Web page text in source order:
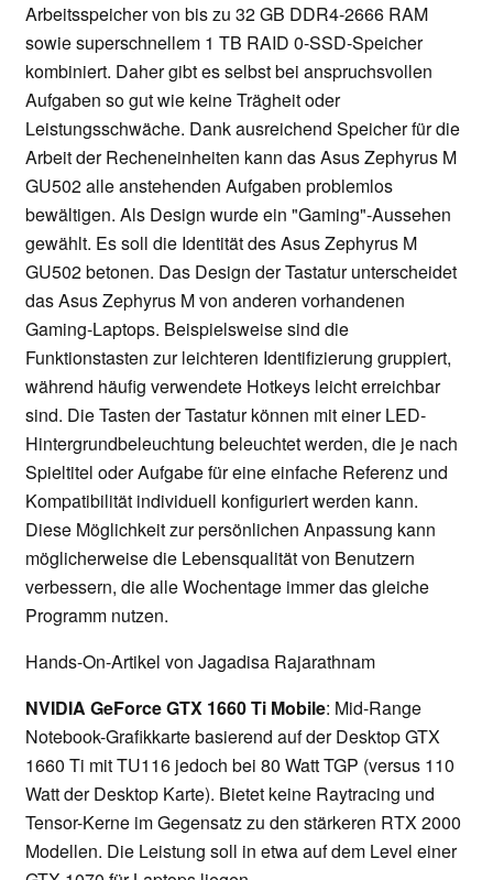
Arbeitsspeicher von bis zu 32 GB DDR4-2666 RAM
sowie superschnellem 1 TB RAID 0-SSD-Speicher
kombiniert. Daher gibt es selbst bei anspruchsvollen
Aufgaben so gut wie keine Trägheit oder
Leistungsschwäche. Dank ausreichend Speicher für die
Arbeit der Recheneinheiten kann das Asus Zephyrus M
GU502 alle anstehenden Aufgaben problemlos
bewältigen. Als Design wurde ein "Gaming"-Aussehen
gewählt. Es soll die Identität des Asus Zephyrus M
GU502 betonen. Das Design der Tastatur unterscheidet
das Asus Zephyrus M von anderen vorhandenen
Gaming-Laptops. Beispielsweise sind die
Funktionstasten zur leichteren Identifizierung gruppiert,
während häufig verwendete Hotkeys leicht erreichbar
sind. Die Tasten der Tastatur können mit einer LED-
Hintergrundbeleuchtung beleuchtet werden, die je nach
Spieltitel oder Aufgabe für eine einfache Referenz und
Kompatibilität individuell konfiguriert werden kann.
Diese Möglichkeit zur persönlichen Anpassung kann
möglicherweise die Lebensqualität von Benutzern
verbessern, die alle Wochentage immer das gleiche
Programm nutzen.
Hands-On-Artikel von Jagadisa Rajarathnam
NVIDIA GeForce GTX 1660 Ti Mobile: Mid-Range
Notebook-Grafikkarte basierend auf der Desktop GTX
1660 Ti mit TU116 jedoch bei 80 Watt TGP (versus 110
Watt der Desktop Karte). Bietet keine Raytracing und
Tensor-Kerne im Gegensatz zu den stärkeren RTX 2000
Modellen. Die Leistung soll in etwa auf dem Level einer